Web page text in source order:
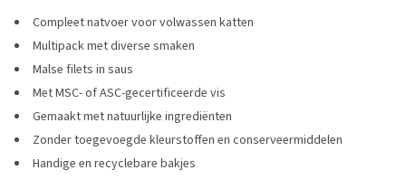
Compleet natvoer voor volwassen katten
Multipack met diverse smaken
Malse filets in saus
Met MSC- of ASC-gecertificeerde vis
Gemaakt met natuurlijke ingrediënten
Zonder toegevoegde kleurstoffen en conserveermiddelen
Handige en recyclebare bakjes